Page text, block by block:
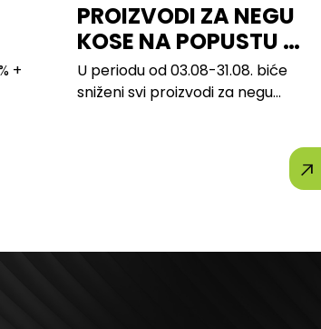
+
PROIZVODI ZA NEGU
KOSE NA POPUSTU U
LILLY
U periodu od 03.08-31.08. biće
sniženi svi proizvodi za negu